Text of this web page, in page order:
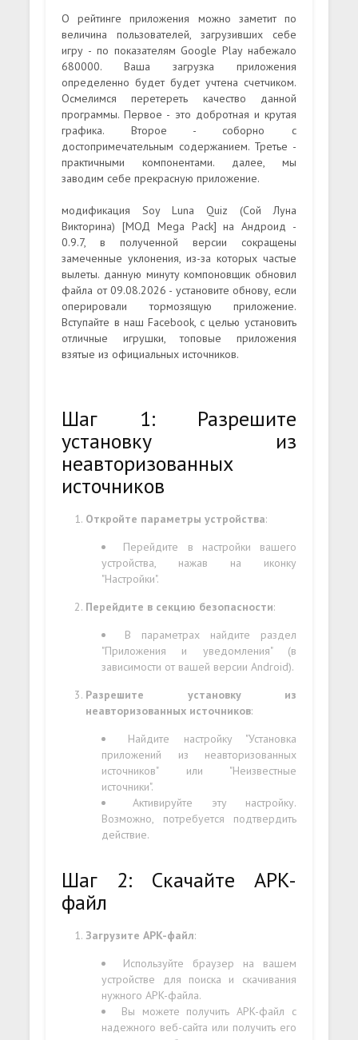
О рейтинге приложения можно заметит по
величина пользователей, загрузивших себе
игру - по показателям Google Play набежало
680000. Ваша загрузка приложения
определенно будет будет учтена счетчиком.
Осмелимся перетереть качество данной
программы. Первое - это добротная и крутая
графика. Второе - соборно с
достопримечательным содержанием. Третье -
практичными компонентами. далее, мы
заводим себе прекрасную приложение.
модификация Soy Luna Quiz (Сой Луна
Викторина) [МОД Mega Pack] на Андроид -
0.9.7, в полученной версии сокращены
замеченные уклонения, из-за которых частые
вылеты. данную минуту компоновщик обновил
файла от 09.08.2026 - установите обнову, если
оперировали тормозящую приложение.
Вступайте в наш Facebook, с целью установить
отличные игрушки, топовые приложения
взятые из официальных источников.
Шаг 1: Разрешите
установку из
неавторизованных
источников
Откройте параметры устройства:
Перейдите в настройки вашего
устройства, нажав на иконку
"Настройки".
Перейдите в секцию безопасности:
В параметрах найдите раздел
"Приложения и уведомления" (в
зависимости от вашей версии Android).
Разрешите установку из
неавторизованных источников:
Найдите настройку "Установка
приложений из неавторизованных
источников" или "Неизвестные
источники".
Активируйте эту настройку.
Возможно, потребуется подтвердить
действие.
Шаг 2: Скачайте APK-
файл
Загрузите APK-файл:
Используйте браузер на вашем
устройстве для поиска и скачивания
нужного APK-файла.
Вы можете получить APK-файл с
надежного веб-сайта или получить его